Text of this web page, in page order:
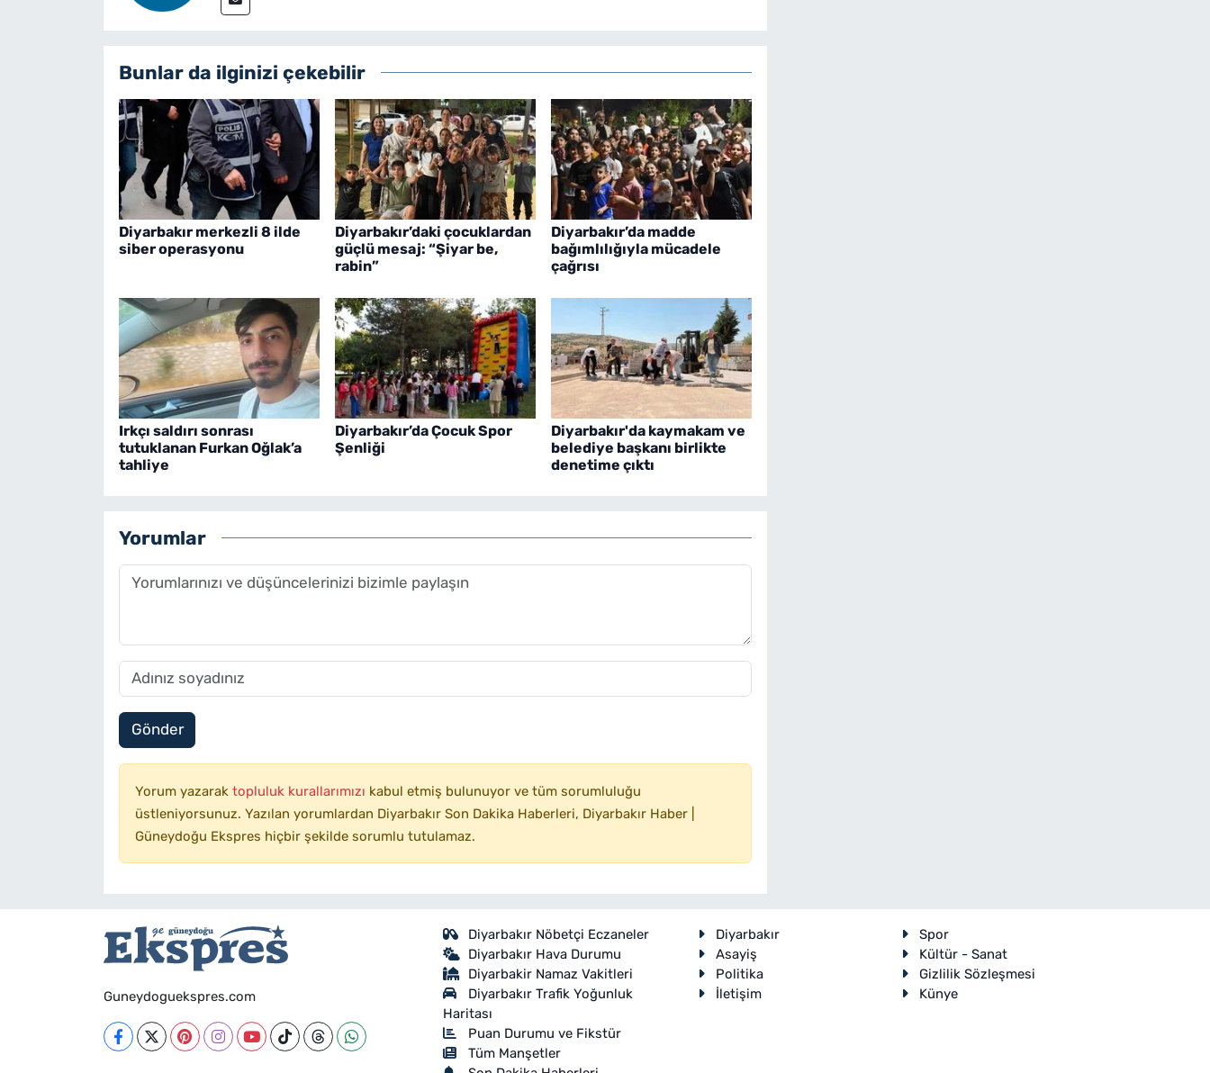
Bunlar da ilginizi çekebilir
Diyarbakır merkezli 8 ilde
siber operasyonu
Diyarbakır’daki çocuklardan
güçlü mesaj: “Şiyar be,
rabin”
Diyarbakır’da madde
bağımlılığıyla mücadele
çağrısı
Irkçı saldırı sonrası
tutuklanan Furkan Oğlak’a
tahliye
Diyarbakır’da Çocuk Spor
Şenliği
Diyarbakır'da kaymakam ve
belediye başkanı birlikte
denetime çıktı
Yorumlar
Gönder
Yorum yazarak topluluk kurallarımızı kabul etmiş bulunuyor ve tüm sorumluluğu
üstleniyorsunuz. Yazılan yorumlardan Diyarbakır Son Dakika Haberleri, Diyarbakır Haber |
Güneydoğu Ekspres hiçbir şekilde sorumlu tutulamaz.
Guneydoguekspres.com
Diyarbakır Nöbetçi Eczaneler
Diyarbakır Hava Durumu
Diyarbakir Namaz Vakitleri
Diyarbakır Trafik Yoğunluk
Haritası
Puan Durumu ve Fikstür
Tüm Manşetler
Diyarbakır
Spor
Asayiş
Kültür - Sanat
Politika
Gizlilik Sözleşmesi
İletişim
Künye